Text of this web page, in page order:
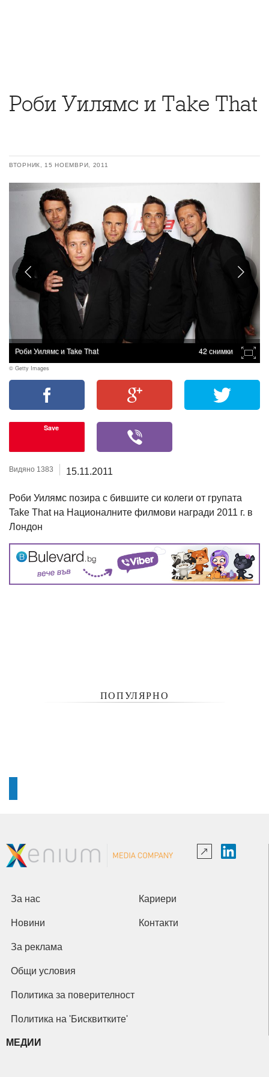
Роби Уилямс и Take That
ВТОРНИК, 15 НОЕМВРИ, 2011
Роби Уилямс и Take That 42 снимки
© Getty Images
Save
Видяно 1383 15.11.2011
Роби Уилямс позира с бившите си колеги от групата
Take That на Националните филмови награди 2011 г. в
Лондон
ПОПУЛЯРНО
За нас Кариери
Новини Контакти
За реклама
Общи условия
Политика за поверителност
Политика на 'Бисквитките'
МЕДИИ